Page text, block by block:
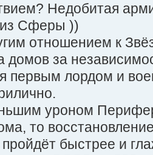
Недобитая
Сферы ))
отношением к
домов за
первым лордом и
уроном
то
быстрее и